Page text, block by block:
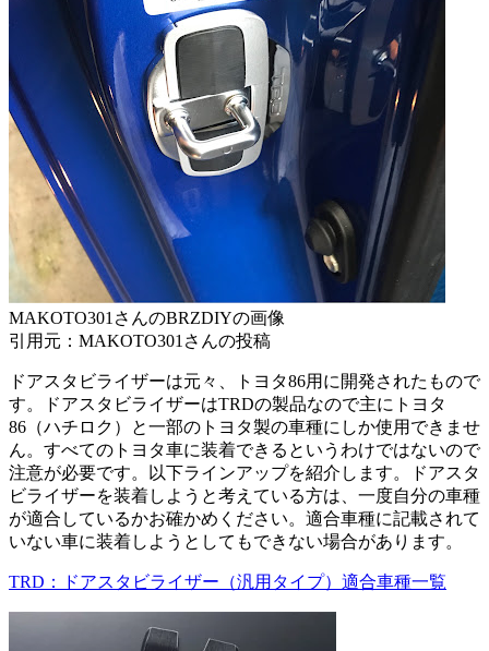
MAKOTO301さんのBRZDIYの画像
引用元：MAKOTO301さんの投稿
ドアスタビライザーは元々、トヨタ86用に開発されたもので
す。ドアスタビライザーはTRDの製品なので主にトヨタ
86（ハチロク）と一部のトヨタ製の車種にしか使用できませ
ん。すべてのトヨタ車に装着できるというわけではないので
注意が必要です。以下ラインアップを紹介します。ドアスタ
ビライザーを装着しようと考えている方は、一度自分の車種
が適合しているかお確かめください。適合車種に記載されて
いない車に装着しようとしてもできない場合があります。
TRD：ドアスタビライザー（汎用タイプ）適合車種一覧